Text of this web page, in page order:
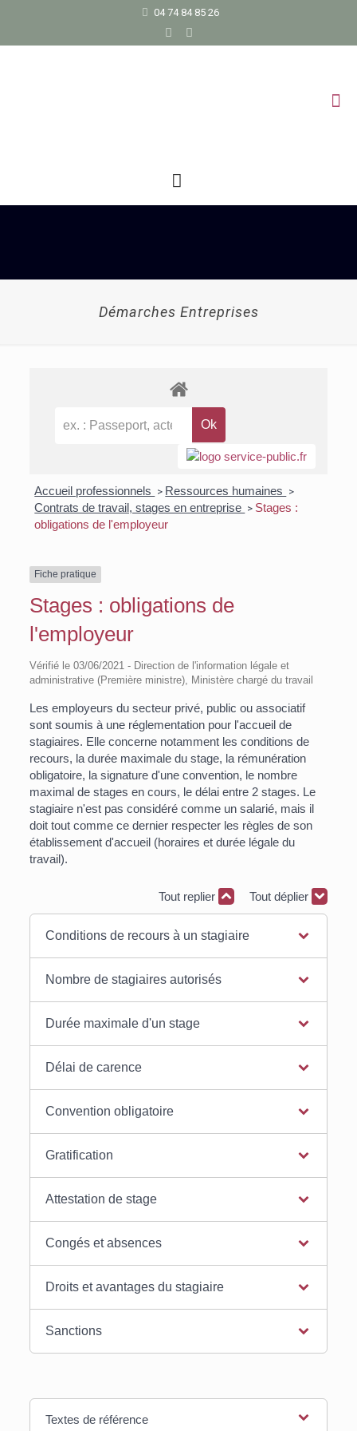
04 74 84 85 26
Démarches Entreprises
Accueil professionnels > Ressources humaines >
Contrats de travail, stages en entreprise > Stages :
obligations de l'employeur
Fiche pratique
Stages : obligations de
l'employeur
Vérifié le 03/06/2021 - Direction de l'information légale et
administrative (Première ministre), Ministère chargé du travail
Les employeurs du secteur privé, public ou associatif
sont soumis à une réglementation pour l'accueil de
stagiaires. Elle concerne notamment les conditions de
recours, la durée maximale du stage, la rémunération
obligatoire, la signature d'une convention, le nombre
maximal de stages en cours, le délai entre 2 stages. Le
stagiaire n'est pas considéré comme un salarié, mais il
doit tout comme ce dernier respecter les règles de son
établissement d'accueil (horaires et durée légale du
travail).
Tout replier Tout déplier
Conditions de recours à un stagiaire
Nombre de stagiaires autorisés
Durée maximale d'un stage
Délai de carence
Convention obligatoire
Gratification
Attestation de stage
Congés et absences
Droits et avantages du stagiaire
Sanctions
Textes de référence